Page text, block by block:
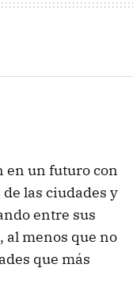
en un futuro con
las ciudades y
entre sus
menos que no
que más